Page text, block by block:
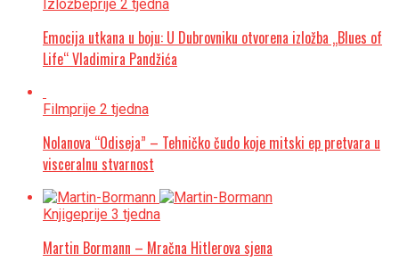
Izložbeprije 2 tjedna
Emocija utkana u boju: U Dubrovniku otvorena izložba „Blues of
Life“ Vladimira Pandžića
Filmprije 2 tjedna
Nolanova “Odiseja” – Tehničko čudo koje mitski ep pretvara u
visceralnu stvarnost
Knjigeprije 3 tjedna
Martin Bormann – Mračna Hitlerova sjena